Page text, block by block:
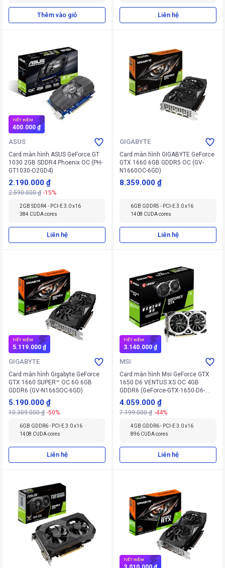
Thêm vào giỏ Liên hệ
TIẾT KIỆM
400.000 ₫
ASUS
Card màn hình ASUS GeForce GT
1030 2GB SDDR4 Phoenix OC (PH-
GT1030-O2GD4)
2.190.000 ₫
2.590.000 ₫ -15%
2GB SDDR4 - PCI-E 3.0 x16
384 CUDA cores
Liên hệ
GIGABYTE
Card màn hình GIGABYTE GeForce
GTX 1660 6GB GDDR5 OC (GV-
N1660OC-6GD)
8.359.000 ₫
6GB GDDR5 - PCI-E 3.0 x16
1408 CUDA cores
Liên hệ
TIẾT KIỆM
5.119.000 ₫
GIGABYTE
Card màn hình Gigabyte GeForce
GTX 1660 SUPER™ OC 6G 6GB
GDDR6 (GV-N166SOC-6GD)
5.190.000 ₫
10.309.000 ₫ -50%
6GB GDDR6 - PCI-E 3.0 x16
1408 CUDA cores
Liên hệ
TIẾT KIỆM
3.140.000 ₫
MSI
Card màn hình Msi GeForce GTX
1650 D6 VENTUS XS OC 4GB
GDDR6 (GeForce-GTX-1650-D6-
VENTUS-XS-OC)
4.059.000 ₫
7.199.000 ₫ -44%
4GB GDDR6 - PCI-E 3.0 x16
896 CUDA cores
Liên hệ
TIẾT KIỆM